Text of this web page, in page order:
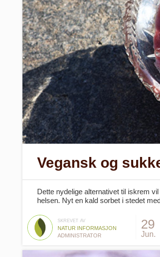
Vegansk og
Dette nydelige alternativet til iskrem
helsen. Nyt en kald sorbet i stedet
SKREVET AV
NATUR INFORMASJON
ADMINISTRATOR
29
Jun.